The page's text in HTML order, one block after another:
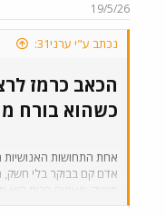
19/5/26
נכתב ע"י ערני31:
הכאב כרמז
כשהוא בורח
אחת התחושות
אדם קם בבוקר בלי חשק,
סיפוק. פעמים רבות